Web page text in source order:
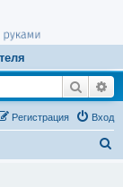
Поиск
Вход
Регистрация